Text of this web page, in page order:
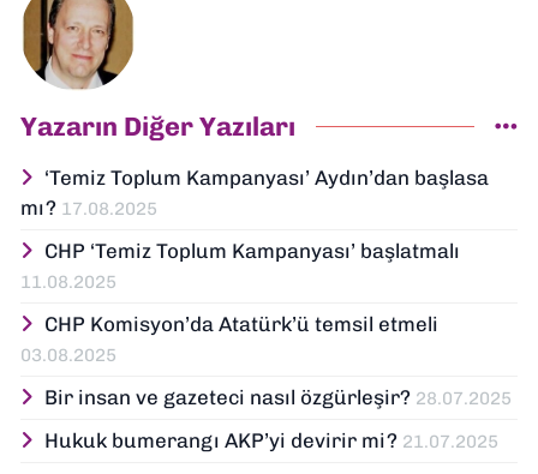
Yazarın Diğer Yazıları
‘Temiz Toplum Kampanyası’ Aydın’dan başlasa
mı? 17.08.2025
CHP ‘Temiz Toplum Kampanyası’ başlatmalı
11.08.2025
CHP Komisyon’da Atatürk’ü temsil etmeli
03.08.2025
Bir insan ve gazeteci nasıl özgürleşir? 28.07.2025
Hukuk bumerangı AKP’yi devirir mi? 21.07.2025